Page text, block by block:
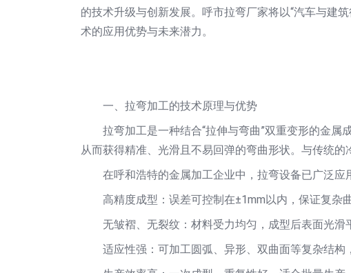
的技术升级与创新发展。呼市拉弯厂家将以“汽车与建
术的应用优势与未来潜力。
一、拉弯加工的技术原理与优势
拉弯加工是一种结合“拉伸与弯曲”双重变形的金
从而获得精准、光滑且不易回弹的弯曲形状。与传统
在呼和浩特的金属加工企业中，拉弯设备已广泛
高精度成型：误差可控制在±1mm以内，保证复杂
无皱褶、无裂纹：材料受力均匀，成型后表面光滑
适应性强：可加工圆弧、异形、双曲面等复杂结构